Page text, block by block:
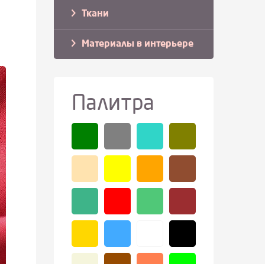
Ткани
Материалы в интерьере
Палитра